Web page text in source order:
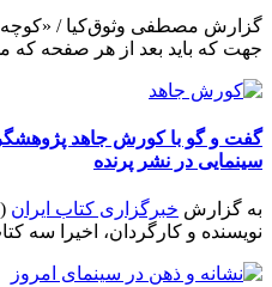
گزارش مصطفی وثوق‌کیا / «کوچه
جهت که باید بعد از هر صفحه که
گفت و گو با کورش جاهد
سینمایی در نشر پرنده
به گزارش خبرگزاری کتاب ایران
نویسنده و کارگردان، اخیرا سه